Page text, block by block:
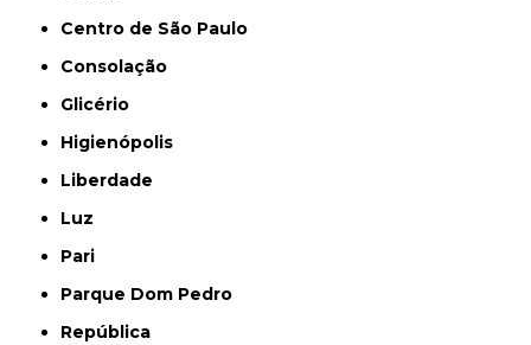
Centro de São Paulo
Consolação
Glicério
Higienópolis
Liberdade
Luz
Pari
Parque Dom Pedro
República